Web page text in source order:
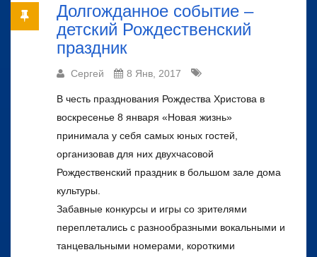
Долгожданное событие –
детский Рождественский
праздник
Сергей 8 Янв, 2017
В честь празднования Рождества Христова в
воскресенье 8 января «Новая жизнь»
принимала у себя самых юных гостей,
организовав для них двухчасовой
Рождественский праздник в большом зале дома
культуры.
Забавные конкурсы и игры со зрителями
переплетались с разнообразными вокальными и
танцевальными номерами, короткими